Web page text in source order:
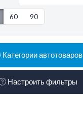
60 90
Категории автотоваров
Настроить фильтры